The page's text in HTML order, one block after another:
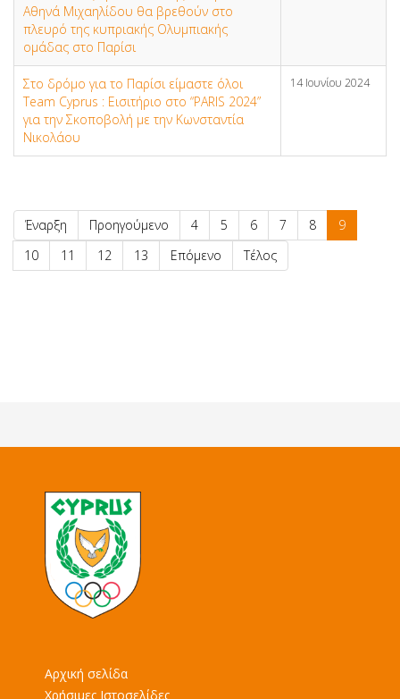
Αθηνά Μιχαηλίδου θα βρεθούν στο
πλευρό της κυπριακής Ολυμπιακής
ομάδας στο Παρίσι
Στο δρόμο για το Παρίσι είμαστε όλοι
Team Cyprus : Εισιτήριο στο “PARIS 2024”
για την Σκοποβολή με την Κωνσταντία
Νικολάου
14 Ιουνίου 2024
Έναρξη Προηγούμενο 4 5 6 7 8
9
10
11 12 13 Επόμενο Τέλος
Αρχική σελίδα
Χρήσιμες Ιστοσελίδες